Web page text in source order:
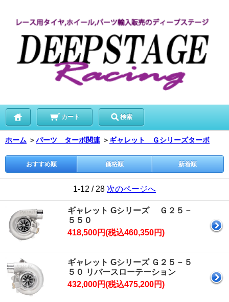
カート 検索
ホーム ＞パーツ ターボ関連 ＞ ギャレット Ｇシリーズターボ
おすすめ順 価格順 新着順
1-12 / 28 次のページへ
ギャレット Gシリーズ Ｇ２５－
５５０
418,500円(税込460,350円)
ギャレット Gシリーズ Ｇ２５－５
５０ リバースローテーション
432,000円(税込475,200円)